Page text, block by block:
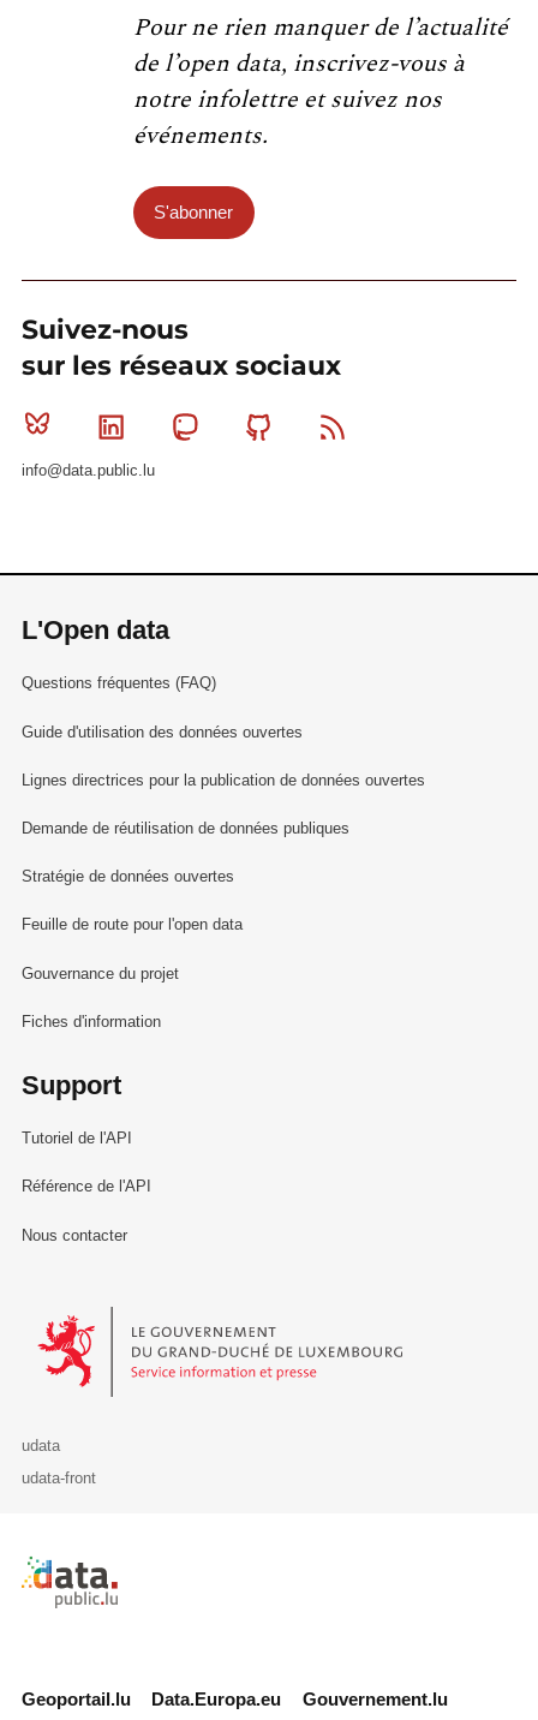
Pour ne rien manquer de l’actualité
de l’open data, inscrivez-vous à
notre infolettre et suivez nos
événements.
S'abonner
Suivez-nous
sur les réseaux sociaux
Bluesky Linkedin MastodonGithub
info@data.public.lu
L'Open data
Questions fréquentes (FAQ)
Guide d'utilisation des données ouvertes
Lignes directrices pour la publication de données ouvertes
Demande de réutilisation de données publiques
Stratégie de données ouvertes
Feuille de route pour l'open data
Gouvernance du projet
Fiches d'information
Support
Tutoriel de l'API
Référence de l'API
Nous contacter
Le Gouvernement du Grand-Duché de Luxembourg - Service
udata
udata-front
Retour à l'accueil de data.public.lu
Geoportail.lu Data.Europa.eu Gouvernement.lu